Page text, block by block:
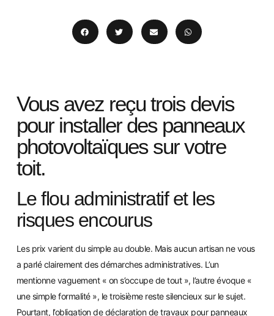
Vous avez reçu trois devis
pour installer des panneaux
photovoltaïques sur votre
toit.
Le flou administratif et les
risques encourus
Les prix varient du simple au double. Mais aucun artisan ne vous
a parlé clairement des démarches administratives. L’un
mentionne vaguement « on s’occupe de tout », l’autre évoque «
une simple formalité », le troisième reste silencieux sur le sujet.
Pourtant, l’obligation de déclaration de travaux pour panneaux